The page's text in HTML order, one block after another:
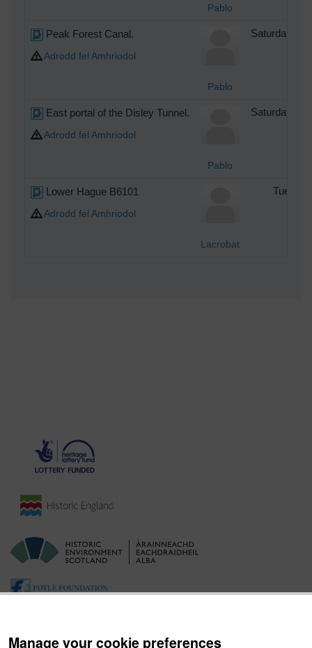
Manage your cookie preferences
Pablo
Peak Forest Canal.
Adrodd fel Amhriodol
Pablo
Saturday
East portal of the Disley Tunnel.
Adrodd fel Amhriodol
Pablo
Saturday
Lower Hague B6101
Adrodd fel Amhriodol
Lacrobat